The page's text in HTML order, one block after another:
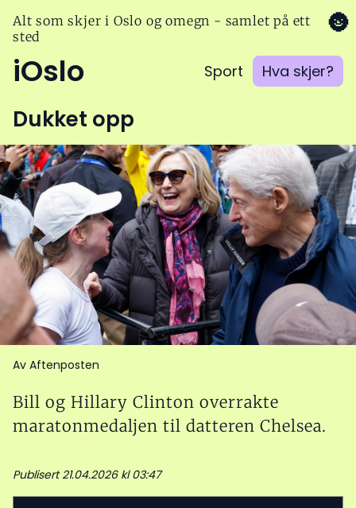
Alt som skjer i Oslo og omegn - samlet på ett
sted
iOslo Sport Hva skjer?
🌚
Dukket opp
Av Aftenposten
Bill og Hillary Clinton overrakte
maratonmedaljen til datteren Chelsea.
Publisert 21.04.2026 kl 03:47